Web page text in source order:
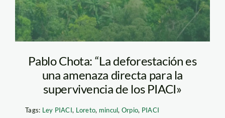
Pablo Chota: “La deforestación es
una amenaza directa para la
supervivencia de los PIACI»
Tags: Ley PIACI, Loreto, mincul, Orpio, PIACI